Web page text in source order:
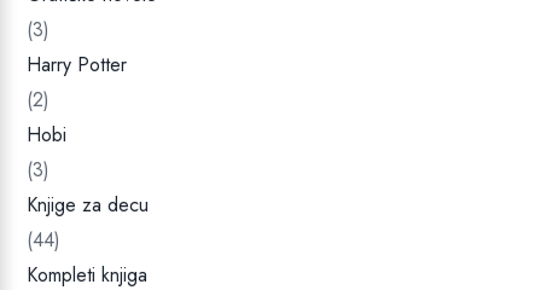
(3)
Harry Potter
(2)
Hobi
(3)
Knjige za decu
(44)
Kompleti knjiga